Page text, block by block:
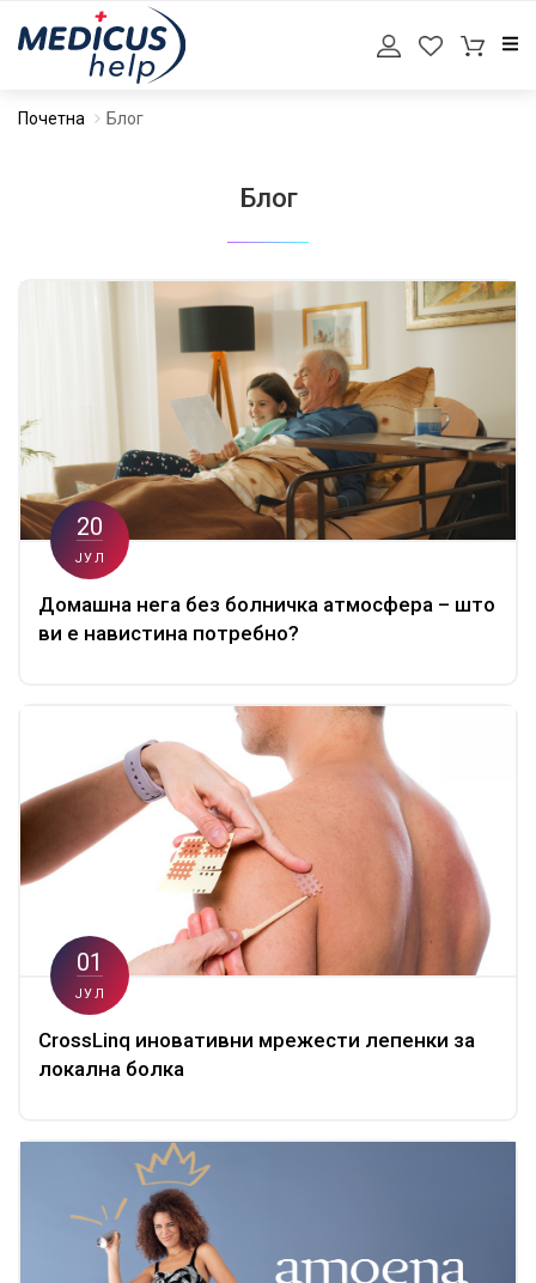
Почетна Блог
Блог
20
ЈУЛ
Домашна нега без болничка атмосфера – што
ви е навистина потребно?
01
ЈУЛ
CrossLinq иновативни мрежести лепенки за
локална болка